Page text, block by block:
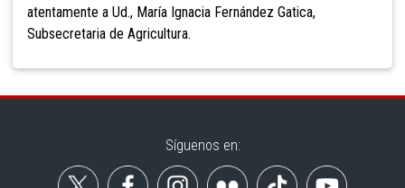
atentamente a Ud., María Ignacia Fernández Gatica,
Subsecretaria de Agricultura.
Síguenos en: